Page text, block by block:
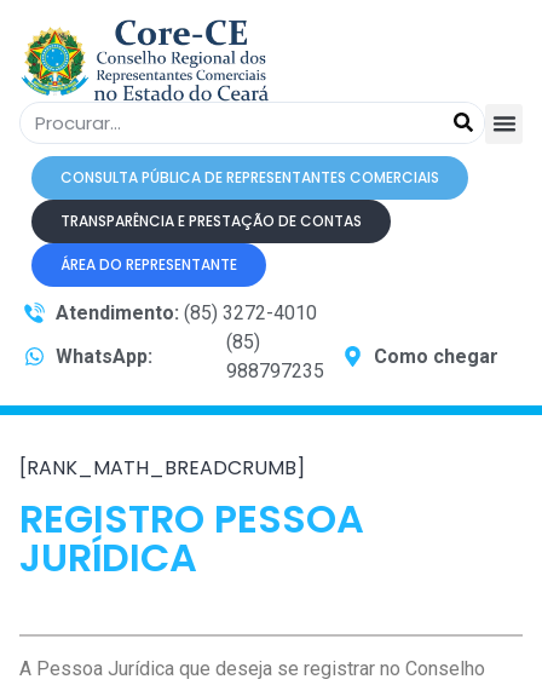
CONSULTA PÚBLICA DE REPRESENTANTES COMERCIAIS
TRANSPARÊNCIA E PRESTAÇÃO DE CONTAS
ÁREA DO REPRESENTANTE
Atendimento: (85) 3272-4010
WhatsApp:
(85)
988797235
Como chegar
REGISTRO PESSOA
JURÍDICA
[RANK_MATH_BREADCRUMB]
A Pessoa Jurídica que deseja se registrar no Conselho